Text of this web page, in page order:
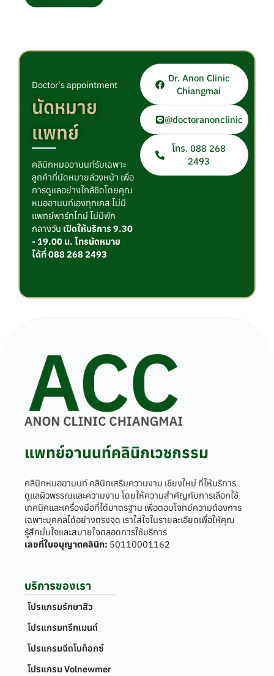
Doctor's appointment
นัดหมาย
แพทย์
คลินิกหมออานนท์รับเฉพาะ
ลูกค้าที่นัดหมายล่วงหน้า เพื่อ
การดูแลอย่างใกล้ชิดโดยคุณ
หมออานนท์เองทุกเคส ไม่มี
แพทย์พาร์ทไทม์ ไม่มีพัก
กลางวัน เปิดให้บริการ 9.30
- 19.00 น. โทรนัดหมาย
ได้ที่ 088 268 2493
Dr. Anon Clinic
Chiangmai
@doctoranonclinic
โทร. 088 268
2493
แพทย์อานนท์คลินิกเวชกรรม
คลินิกหมออานนท์ คลินิกเสริมความงาม เชียงใหม่ ที่ให้บริการ
ดูแลผิวพรรณและความงาม โดยให้ความสำคัญกับการเลือกใช้
เทคนิคและเครื่องมือที่ได้มาตรฐาน เพื่อตอบโจทย์ความต้องการ
เฉพาะบุคคลได้อย่างตรงจุด เราใส่ใจในรายละเอียดเพื่อให้คุณ
รู้สึกมั่นใจและสบายใจตลอดการใช้บริการ
เลขที่ใบอนุญาตคลินิก: 50110001162
บริการของเรา
โปรแกรมรักษาสิว
โปรแกรมทรีทเมนต์
โปรแกรมฉีดโบท็อกซ์
โปรแกรม Volnewmer